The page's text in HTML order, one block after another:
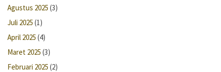
Agustus 2025 (3)
Juli 2025 (1)
April 2025 (4)
Maret 2025 (3)
Februari 2025 (2)